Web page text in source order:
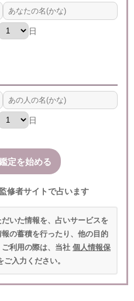
日
日
修者サイトで占います
いた情報を、占いサービスを
の蓄積を行ったり、他の目的
利用の際は、当社 個人情報保
入力ください。